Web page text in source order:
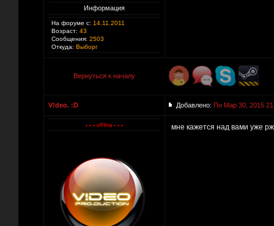
Информация
На форуме с: 14.11.2011
Возраст: 43
Сообщения: 2503
Откуда: Выборг
Вернуться к началу
V!deo. :D Добавлено: Пн Мар 30, 2015
мне кажется над вами уже